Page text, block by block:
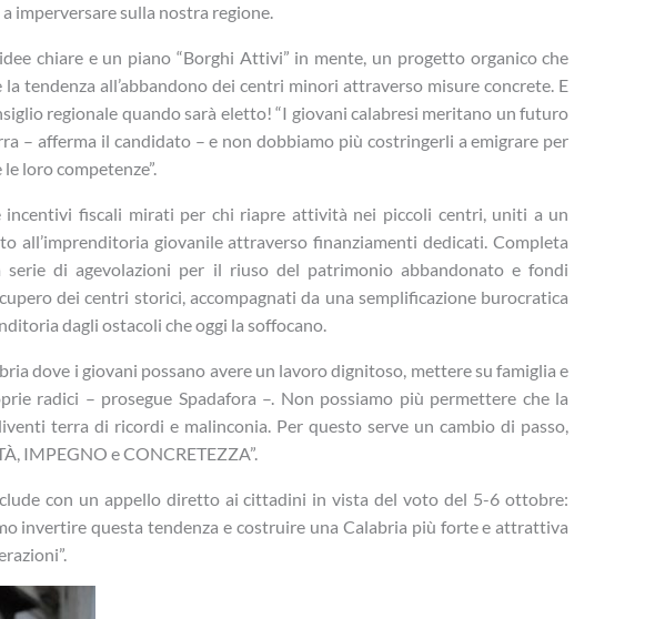
imperversare sulla nostra regione.
chiare e un piano “Borghi Attivi” in mente, un progetto organico che
tendenza all’abbandono dei centri minori attraverso misure concrete. E
regionale quando sarà eletto! “I giovani calabresi meritano un futuro
– afferma il candidato – e non dobbiamo più costringerli a emigrare per
loro competenze”.
incentivi fiscali mirati per chi riapre attività nei piccoli centri, uniti a un
all’imprenditoria giovanile attraverso finanziamenti dedicati. Completa
serie di agevolazioni per il riuso del patrimonio abbandonato e fondi
dei centri storici, accompagnati da una semplificazione burocratica
dagli ostacoli che oggi la soffocano.
dove i giovani possano avere un lavoro dignitoso, mettere su famiglia e
radici – prosegue Spadafora –. Non possiamo più permettere che la
terra di ricordi e malinconia. Per questo serve un cambio di passo,
IMPEGNO e CONCRETEZZA”.
con un appello diretto ai cittadini in vista del voto del 5-6 ottobre:
invertire questa tendenza e costruire una Calabria più forte e attrattiva